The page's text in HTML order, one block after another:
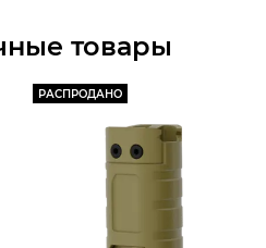
товары
РАСПРОДАНО